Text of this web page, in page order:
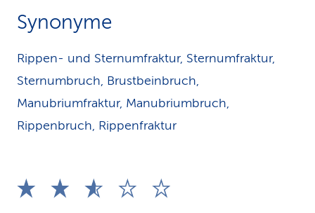
Synonyme
Rippen- und Sternumfraktur, Sternumfraktur,
Sternumbruch, Brustbeinbruch,
Manubriumfraktur, Manubriumbruch,
Rippenbruch, Rippenfraktur